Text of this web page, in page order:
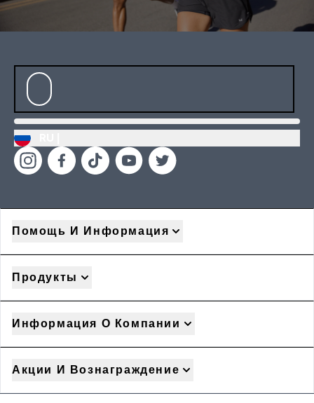
Помощь И Информация
Продукты
Информация О Компании
Акции И Вознаграждение